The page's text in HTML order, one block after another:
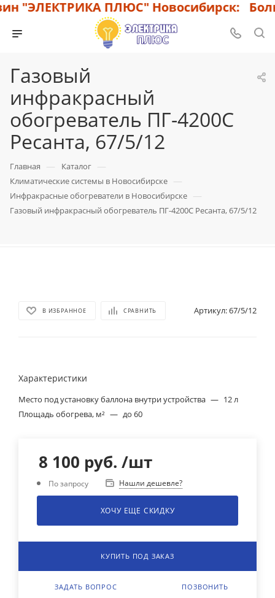
"ЭЛЕКТРИКА ПЛЮС" Новосибирск:
Газовый
инфракрасный
обогреватель ПГ-4200С
Ресанта, 67/5/12
Главная — Каталог —
Климатические системы в Новосибирске —
Инфракрасные обогреватели в Новосибирске —
Газовый инфракрасный обогреватель ПГ-4200С Ресанта, 67/5/12
В ИЗБРАННОЕ СРАВНИТЬ Артикул:67/5/12
Характеристики
Место под установку баллона внутри устройства — 12 л
Площадь обогрева, м² — до 60
8 100 руб. /шт
По запросу Нашли дешевле?
ХОЧУ ЕЩЕ СКИДКУ
КУПИТЬ ПОД ЗАКАЗ
ЗАДАТЬ ВОПРОС ПОЗВОНИТЬ